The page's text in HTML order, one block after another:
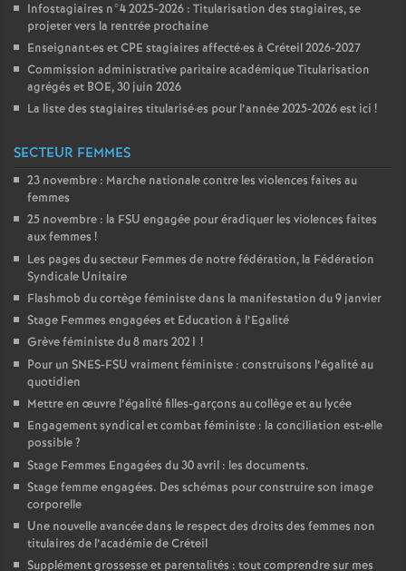
Infostagiaires n°4 2025-2026 : Titularisation des stagiaires, se
projeter vers la rentrée prochaine
Enseignant·es etCPE stagiaires affecté·es à Créteil 2026-2027
Commission administrative paritaire académique Titularisation
agrégés et BOE, 30 juin 2026
La liste des stagiaires titularisé·es pour l’année 2025-2026 est ici !
SECTEUR FEMMES
23 novembre : Marche nationale contre les violences faites au
femmes
25 novembre : la FSU engagée pour éradiquer les violences faites
aux femmes !
Les pages du secteur Femmes de notre fédération, la Fédération
Syndicale Unitaire
Flashmob du cortège féministe dans la manifestation du 9 janvier
Stage Femmes engagées et Education à l’Egalité
Grève féministe du 8 mars 2021 !
Pour un SNES-FSU vraiment féministe : construisons l’égalité au
quotidien
Mettre en œuvre l’égalité filles-garçons au collège et au lycée
Engagement syndical et combat féministe : la conciliation est-elle
possible?
Stage Femmes Engagées du 30 avril : les documents.
Stage femme engagées. Des schémas pour construire son image
corporelle
Une nouvelle avancée dans le respect des droits des femmes non
titulaires de l’académie de Créteil
Supplément grossesse et parentalités : tout comprendre sur mes